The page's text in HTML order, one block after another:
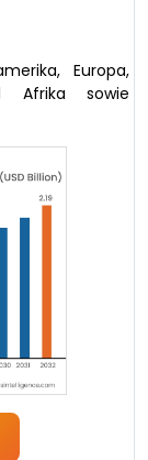
Europa,
Afrika sowie